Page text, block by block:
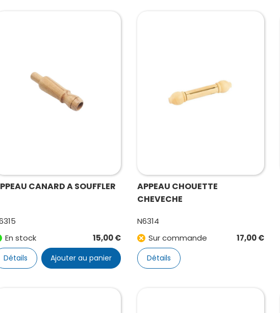
CANARD A SOUFFLER
En stock
15,00€
Détails Ajouter au panier
APPEAU CHOUETTE
CHEVECHE
N6314
Sur commande
17,00€
Détails